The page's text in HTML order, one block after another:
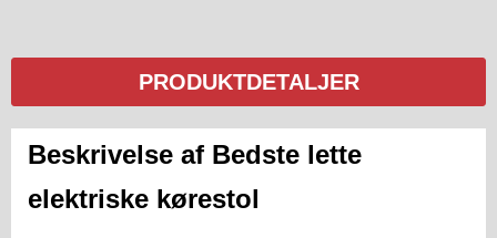
PRODUKTDETALJER
Beskrivelse af Bedste lette
elektriske kørestol